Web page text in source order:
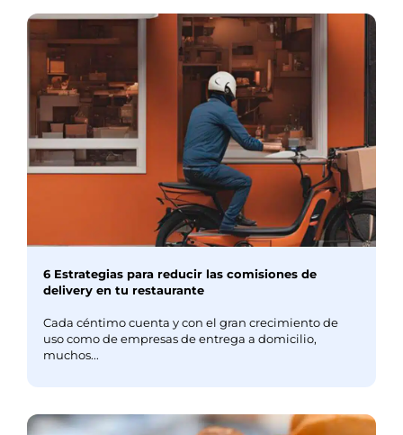
6 Estrategias para reducir las comisiones de
delivery en tu restaurante
Cada céntimo cuenta y con el gran crecimiento de
uso como de empresas de entrega a domicilio,
muchos...